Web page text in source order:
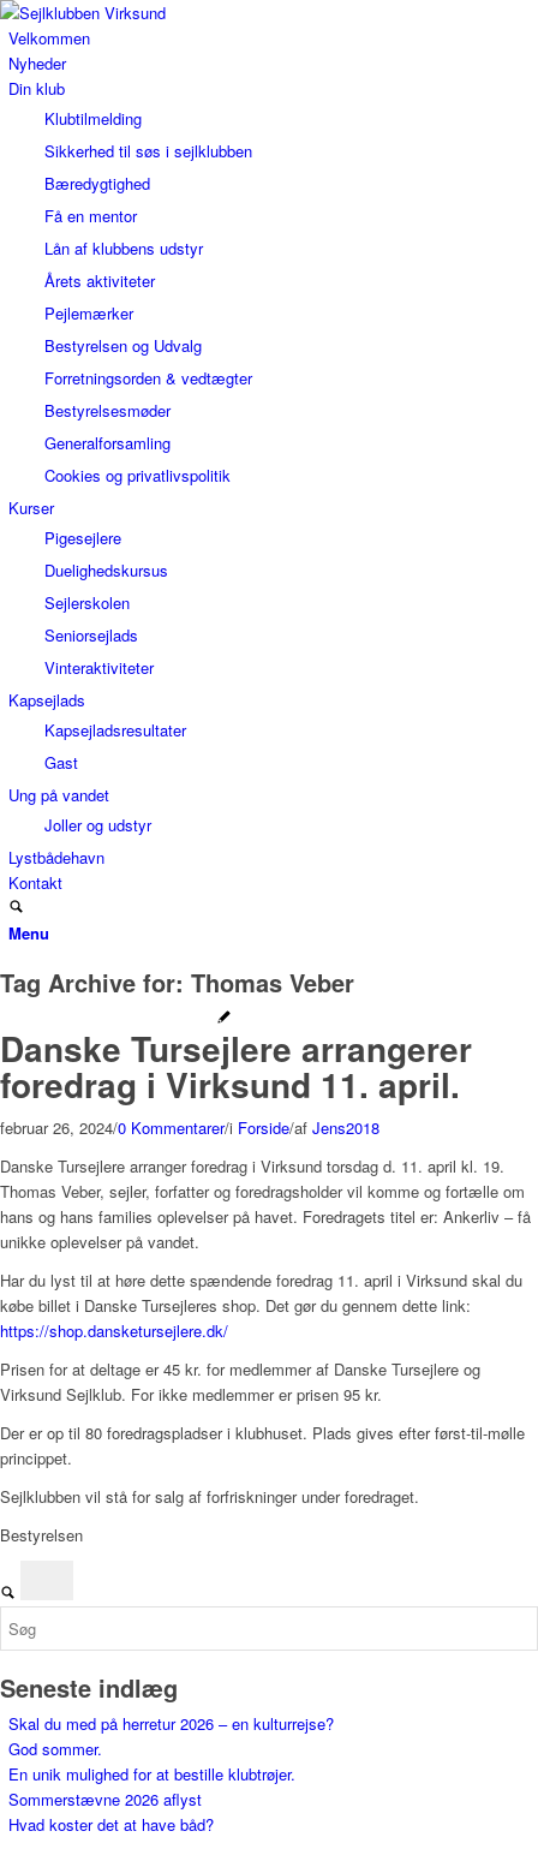
Velkommen
Nyheder
Din klub
Klubtilmelding
Sikkerhed til søs i sejlklubben
Bæredygtighed
Få en mentor
Lån af klubbens udstyr
Årets aktiviteter
Pejlemærker
Bestyrelsen og Udvalg
Forretningsorden & vedtægter
Bestyrelsesmøder
Generalforsamling
Cookies og privatlivspolitik
Kurser
Pigesejlere
Duelighedskursus
Sejlerskolen
Seniorsejlads
Vinteraktiviteter
Kapsejlads
Kapsejladsresultater
Gast
Ung på vandet
Joller og udstyr
Lystbådehavn
Kontakt
Menu
Tag Archive for: Thomas Veber
Danske Tursejlere arrangerer
foredrag i Virksund 11. april.
februar 26, 2024/0 Kommentarer/i Forside/af Jens2018
Danske Tursejlere arranger foredrag i Virksund torsdag d. 11. april kl. 19.
Thomas Veber, sejler, forfatter og foredragsholder vil komme og fortælle om
hans og hans families oplevelser på havet. Foredragets titel er: Ankerliv – få
unikke oplevelser på vandet.
Har du lyst til at høre dette spændende foredrag 11. april i Virksund skal du
købe billet i Danske Tursejleres shop. Det gør du gennem dette link:
https://shop.dansketursejlere.dk/
Prisen for at deltage er 45 kr. for medlemmer af Danske Tursejlere og
Virksund Sejlklub. For ikke medlemmer er prisen 95 kr.
Der er op til 80 foredragspladser i klubhuset. Plads gives efter først-til-mølle
princippet.
Sejlklubben vil stå for salg af forfriskninger under foredraget.
Bestyrelsen
Seneste indlæg
Skal du med på herretur 2026 – en kulturrejse?
God sommer.
En unik mulighed for at bestille klubtrøjer.
Sommerstævne 2026 aflyst
Hvad koster det at have båd?